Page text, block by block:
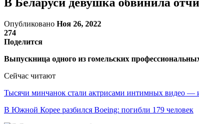
Опубликовано Ноя 26, 2022
274
Поделится
Выпускница одного из гомельских
Сейчас читают
Тысячи минчанок стали актрисами интимных видео —
В Южной Корее разбился Boeing: погибли 179 человек